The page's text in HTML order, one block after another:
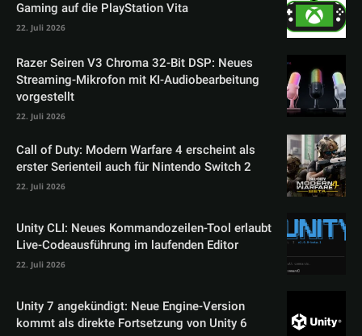
Gaming auf die PlayStation Vita
22. Juli 2026
Razer Seiren V3 Chroma 32-Bit DSP: Neues
Streaming-Mikrofon mit KI-Audiobearbeitung
vorgestellt
22. Juli 2026
Call of Duty: Modern Warfare 4 erscheint als
erster Serienteil auch für Nintendo Switch 2
22. Juli 2026
Unity CLI: Neues Kommandozeilen-Tool erlaubt
Live-Codeausführung im laufenden Editor
22. Juli 2026
Unity 7 angekündigt: Neue Engine-Version
kommt als direkte Fortsetzung von Unity 6